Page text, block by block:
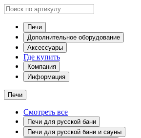
Печи
Дополнительное оборудование
Аксессуары
Где купить
Компания
Информация
Печи
Смотреть все
Печи для русской бани
Печи для русской бани и сауны